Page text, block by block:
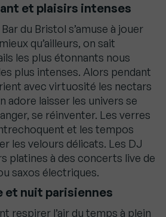
et plaisirs intenses
du Bristol s’amuse à jouer
qu’ailleurs, on sait
les plus étonnants nous
plus intenses. Alors pendant
avec virtuosité les nectars
adore laisser les univers se
se réinventer. Les verres
et les tempos
les velours délicats. Les DJ
platines à des concerts live de
saxos électriques.
et nuit parisiennes
respirer l’air du temps à plein